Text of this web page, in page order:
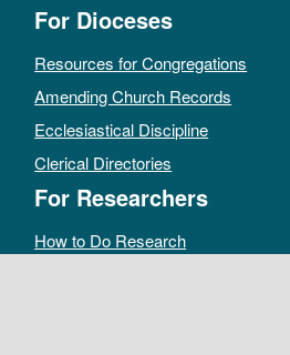
For Dioceses
Resources for Congregations
Amending Church Records
Ecclesiastical Discipline
Clerical Directories
For Researchers
How to Do Research